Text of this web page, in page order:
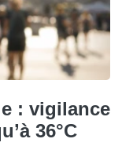
: vigilance
36°C